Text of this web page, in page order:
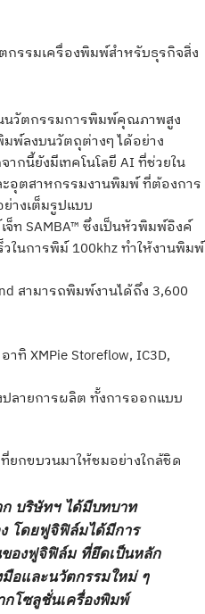
กรรมเครื่องพิมพ์สำหรับธุรกิจสิ่ง
นนวัตกรรมการพิมพ์คุณภาพสูง
พ์ลงบนวัตถุต่างๆ ได้อย่าง
กนี้ยังมีเทคโนโลยี AI ที่ช่วยใน
อุตสาหกรรมงานพิมพ์ ที่ต้องการ
างเต็มรูปแบบ
ท SAMBA™ ซึ่งเป็นหัวพิมพ์อิงค์
ในการพิม์ 100khz ทำให้งานพิมพ์
สามารถพิมพ์งานได้ถึง 3,600
XMPie Storeflow, IC3D,
ลายการผลิต ทั้งการออกแบบ
กขบวนมาให้ชมอย่างใกล้ชิด
บริษัทฯ ได้มีบทบาท
ง โดยฟูจิฟิล์มได้มีการ
องฟูจิฟิล์ม ที่ยึดเป็นหลัก
อและนวัตกรรมใหม่ ๆ
กโซลูชั่นเครื่องพิมพ์